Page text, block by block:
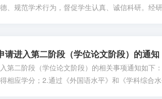
、规范学术行为，督促学生认真、诚信科研。经
请进入第二阶段（学位论文阶段）的通知
第二阶段（学位论文阶段）的相关事项通知如下
相应学分；2.通过《外国语水平》和《学科综合